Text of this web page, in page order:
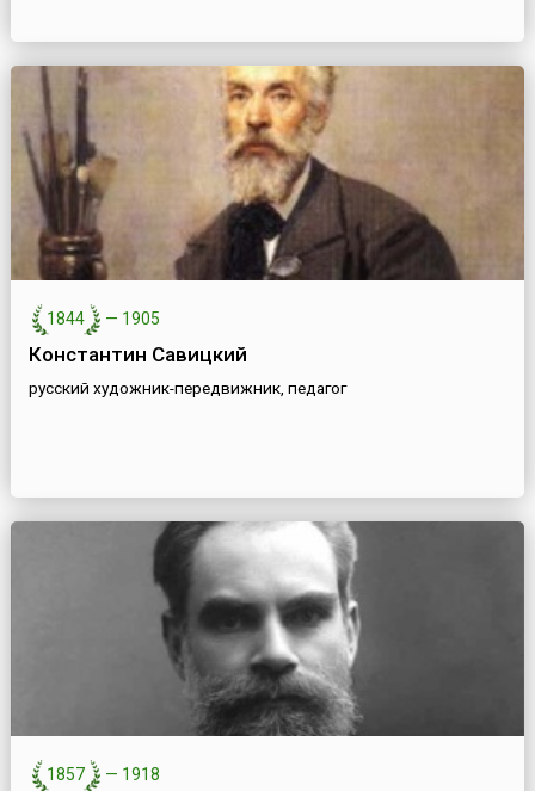
1844 — 1905
Константин Савицкий
русский художник-передвижник, педагог
1857 — 1918